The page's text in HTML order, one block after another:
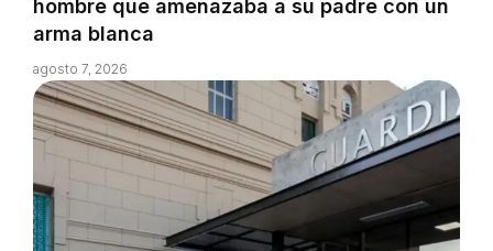
hombre que amenazaba a su padre con un
arma blanca
agosto 7, 2026